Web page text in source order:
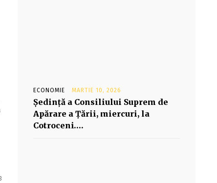
ECONOMIE MARTIE 10, 2026
Şedinţă a Consiliului Suprem de
Apărare a Ţării, miercuri, la
Cotroceni….